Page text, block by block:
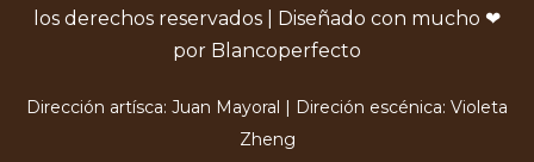
los derechos reservados | Diseñado con mucho ❤
por Blancoperfecto
Dirección artísca: Juan Mayoral | Direción escénica: Violeta
Zheng